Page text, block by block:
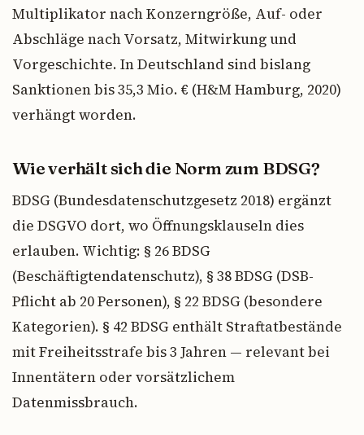
Multiplikator nach Konzerngröße, Auf- oder
Abschläge nach Vorsatz, Mitwirkung und
Vorgeschichte. In Deutschland sind bislang
Sanktionen bis 35,3 Mio. € (H&M Hamburg, 2020)
verhängt worden.
Wie verhält sich die Norm zum BDSG?
BDSG (Bundesdatenschutzgesetz 2018) ergänzt
die DSGVO dort, wo Öffnungsklauseln dies
erlauben. Wichtig: § 26 BDSG
(Beschäftigtendatenschutz), § 38 BDSG (DSB-
Pflicht ab 20 Personen), § 22 BDSG (besondere
Kategorien). § 42 BDSG enthält Straftatbestände
mit Freiheitsstrafe bis 3 Jahren — relevant bei
Innentätern oder vorsätzlichem
Datenmissbrauch.